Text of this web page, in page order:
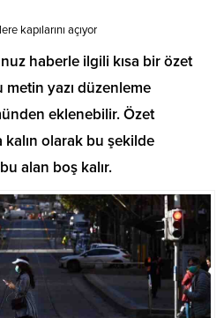
kapılarını açıyor
haberle ilgili kısa bir özet
yazı düzenleme
eklenebilir. Özet
kalın olarak bu şekilde
alan boş kalır.